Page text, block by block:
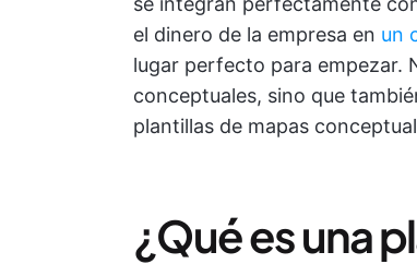
el dinero de la empresa en un
lugar perfecto para empezar.
conceptuales, sino que
plantillas de mapas
¿Qué es una